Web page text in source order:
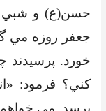
حسن(ع) و شبي
جعفر روزه مي
خورد. پرسيدند
کني؟ فرمود:
برسد. مي